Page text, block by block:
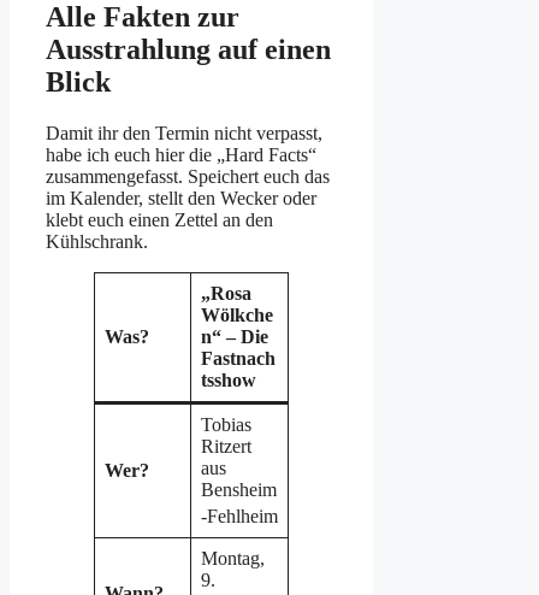
Alle Fakten zur
Ausstrahlung auf einen
Blick
Damit ihr den Termin nicht verpasst,
habe ich euch hier die „Hard Facts“
zusammengefasst. Speichert euch das
im Kalender, stellt den Wecker oder
klebt euch einen Zettel an den
Kühlschrank.
Was?
„Rosa
Wölkche
n“ – Die
Fastnach
tsshow
Wer?
Tobias
Ritzert
aus
Bensheim
-Fehlheim
Montag,
9.